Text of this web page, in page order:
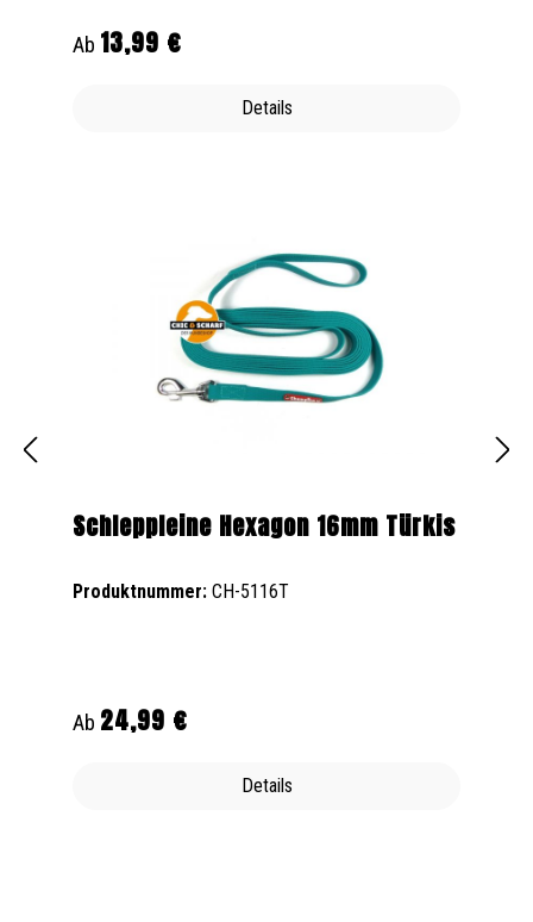
Regulärer Preis:
Ab 13,99 €
Details
Schleppleine Hexagon 16mm Türkis
Produktnummer: CH-5116T
Regulärer Preis:
Ab 24,99 €
Details